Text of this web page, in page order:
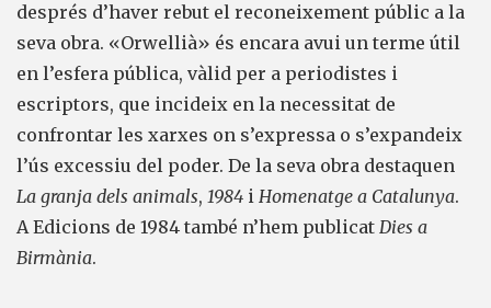
després d’haver rebut el reconeixement públic a la
seva obra. «Orwellià» és encara avui un terme útil
en l’esfera pública, vàlid per a periodistes i
escriptors, que incideix en la necessitat de
confrontar les xarxes on s’expressa o s’expandeix
l’ús excessiu del poder. De la seva obra destaquen
La granja dels animals, 1984 i Homenatge a Catalunya.
A Edicions de 1984 també n’hem publicat Dies a
Birmània.